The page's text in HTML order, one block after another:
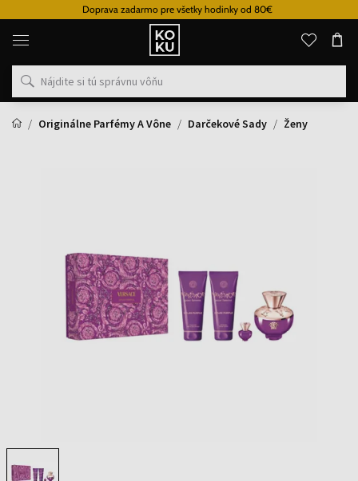
Doprava zadarmo pre všetky hodinky od 80€
Originálne
parfémy
hodinky
na
mieste
Originálne Parfémy A Vône
Darčekové Sady Ženy